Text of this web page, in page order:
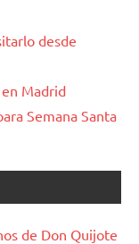
desde
Madrid
Semana Santa
de Don Quijote